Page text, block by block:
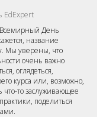
EdExpert
День
название
Мы уверены, что
очень важно
оглядеться,
курса или, возможно,
что-то заслуживающее
поделиться